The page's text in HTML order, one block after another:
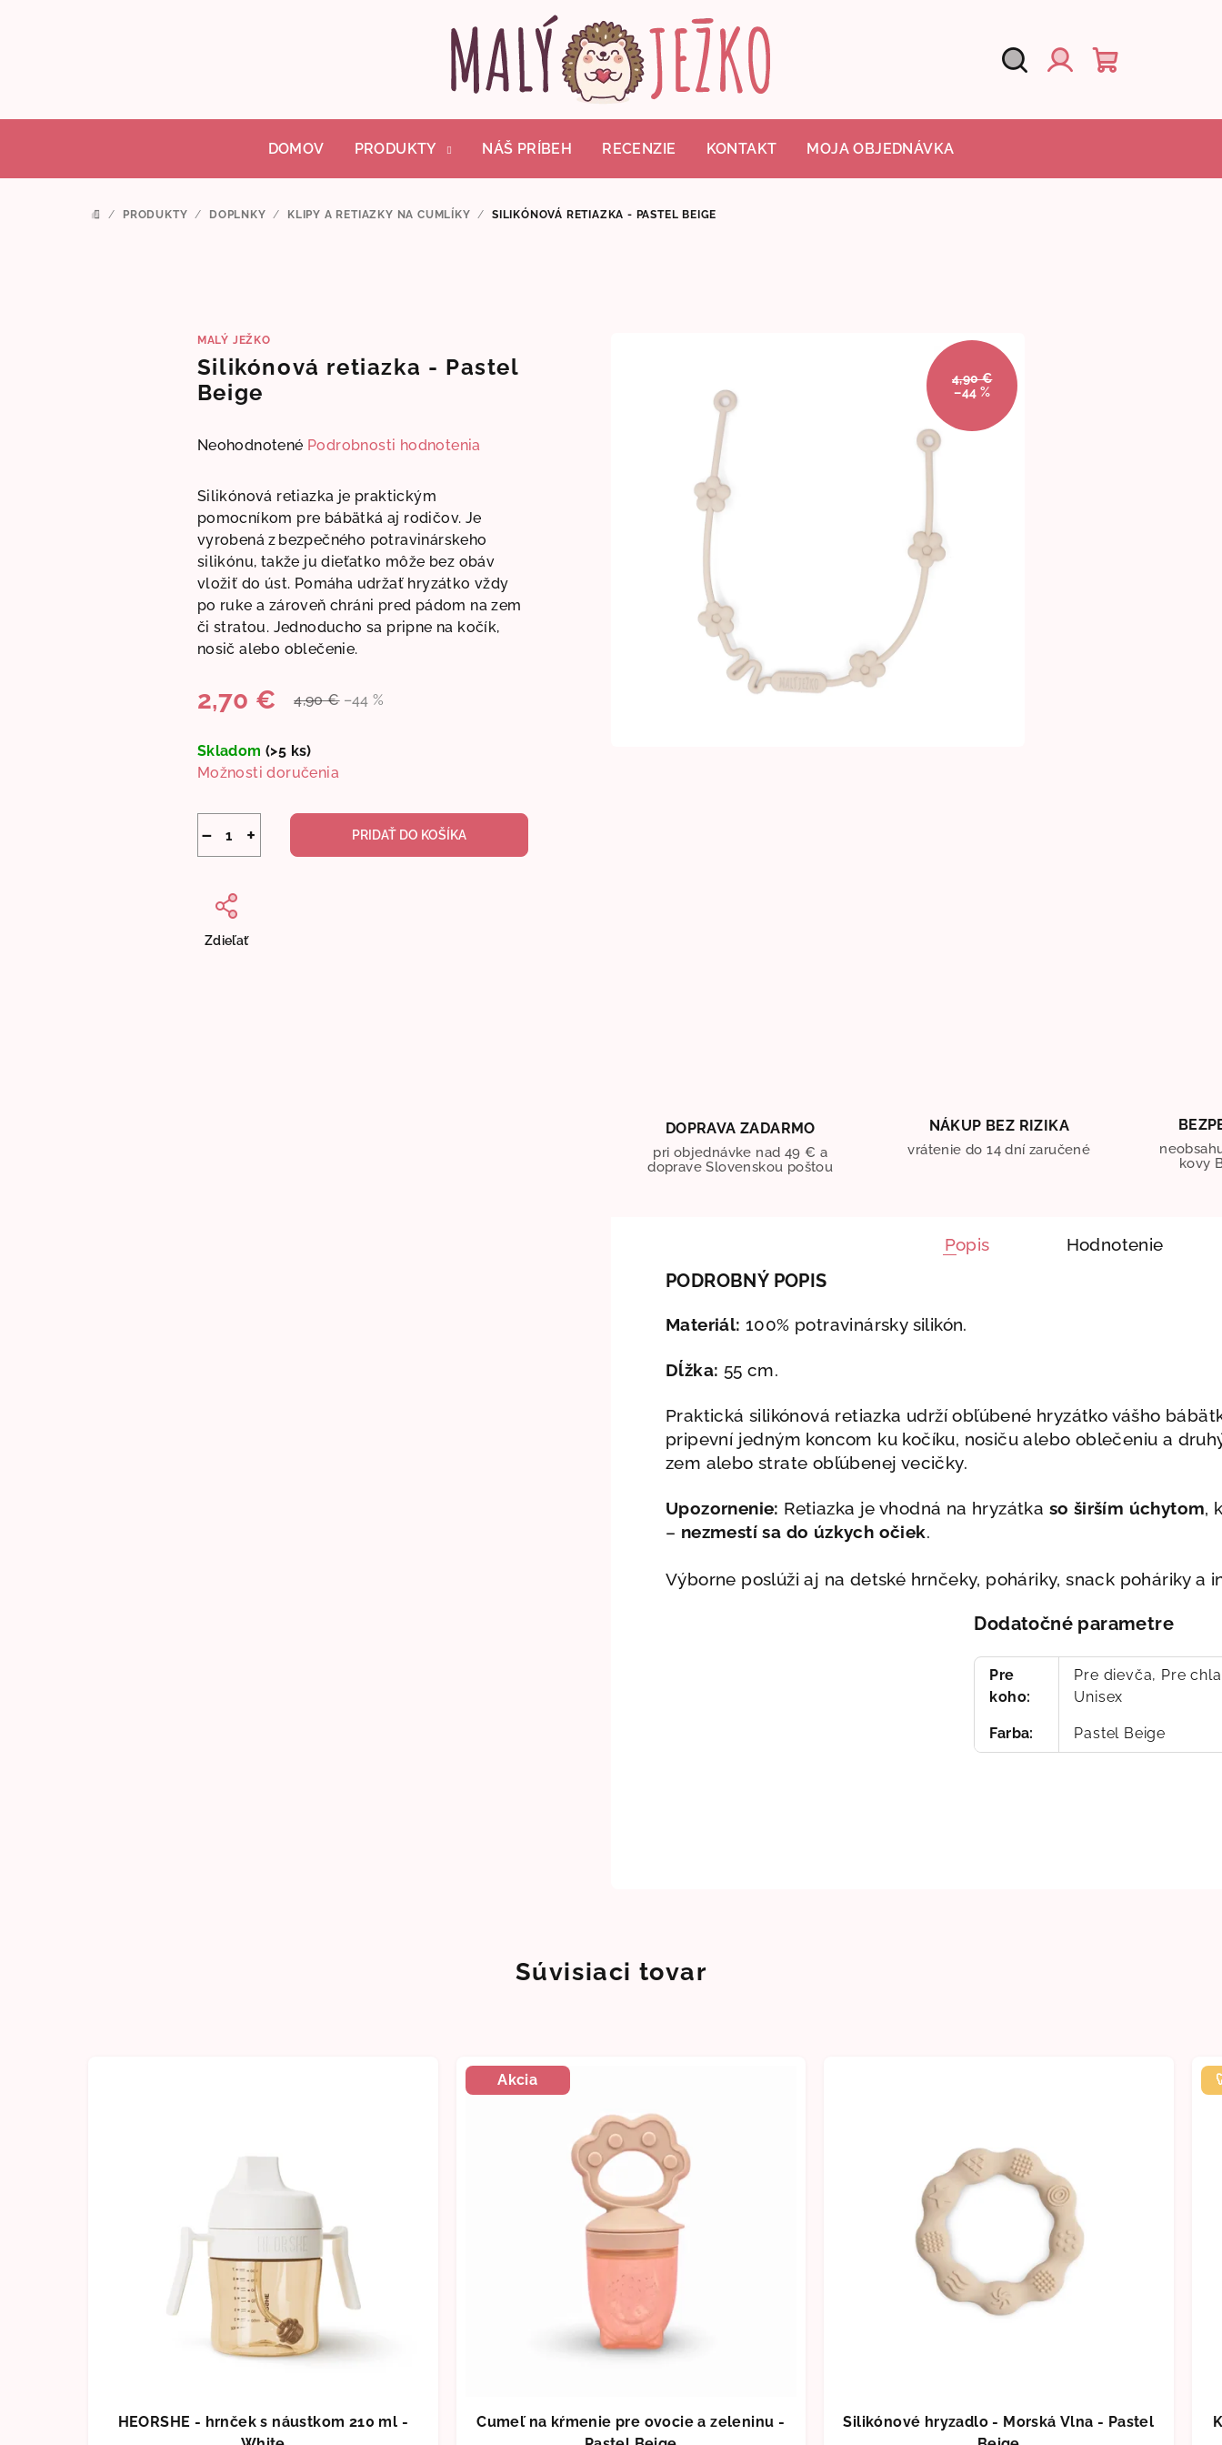
DOMOV PRODUKTY NÁŠ PRÍBEH RECENZIE KONTAKT MOJA OBJEDNÁVKA
DOMOV
/ PRODUKTY / DOPLNKY / KLIPY A RETIAZKY NA CUMLÍKY / SILIKÓNOVÁ RETIAZKA - PASTEL BEIGE
MALÝ JEŽKO
Silikónová retiazka - Pastel
Beige
Priemerné
produktu
0,0
hviezdičiek.
Neohodnotené Podrobnosti hodnotenia
Silikónová retiazka je praktickým
pomocníkom pre bábätká aj rodičov. Je
vyrobená z bezpečného potravinárskeho
silikónu, takže ju dieťatko môže bez obáv
vložiť do úst. Pomáha udržať hryzátko vždy
po ruke a zároveň chráni pred pádom na zem
či stratou. Jednoducho sa pripne na kočík,
nosič alebo oblečenie.
4,90 € –44 %
2,70 €
Jednotková
Skladom (>5 ks)
Možnosti doručenia
+
− PRIDAŤ DO KOŠÍKA
Zdieľať
4,90 €
–44 %
DOPRAVA ZADARMO
pri objednávke nad 49 € a
doprave Slovenskou poštou
NÁKUP BEZ RIZIKA
vrátenie do 14 dní zaručené
kovy
Popis Hodnotenie
PODROBNÝ POPIS
Materiál: 100% potravinársky silikón.
Dĺžka: 55 cm.
Praktická silikónová retiazka udrží obľúbené hryzátko vášho
pripevní jedným koncom ku kočíku, nosiču alebo oblečeniu a
zem alebo strate obľúbenej vecičky.
Upozornenie: Retiazka je vhodná na hryzátka so širším úchytom,
– nezmestí sa do úzkych očiek.
Výborne poslúži aj na detské hrnčeky, poháriky, snack poháriky a
Dodatočné parametre
Pre
koho:
Pre dievča, Pre
Unisex
Farba: Pastel Beige
Súvisiaci tovar
HEORSHE - hrnček s náustkom 210 ml -
Akcia
Cumeľ na kŕmenie pre ovocie a zeleninu -
Silikónové hryzadlo - Morská Vlna - Pastel